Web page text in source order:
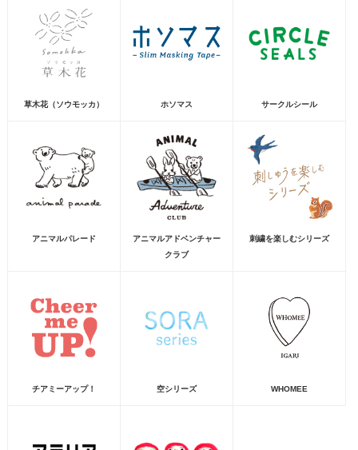
草木花（ソウモッカ） ホソマス サークルシール
アニマルパレード
アニマルアドベンチャー
クラブ
刺繍を楽しむシリーズ
チアミーアップ！ 空シリーズ WHOMEE